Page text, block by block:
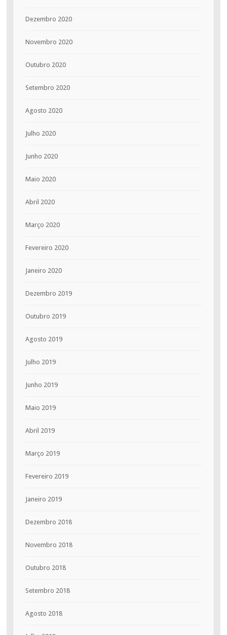
Dezembro 2020
Novembro 2020
Outubro 2020
Setembro 2020
Agosto 2020
Julho 2020
Junho 2020
Maio 2020
Abril 2020
Março 2020
Fevereiro 2020
Janeiro 2020
Dezembro 2019
Outubro 2019
Agosto 2019
Julho 2019
Junho 2019
Maio 2019
Abril 2019
Março 2019
Fevereiro 2019
Janeiro 2019
Dezembro 2018
Novembro 2018
Outubro 2018
Setembro 2018
Agosto 2018